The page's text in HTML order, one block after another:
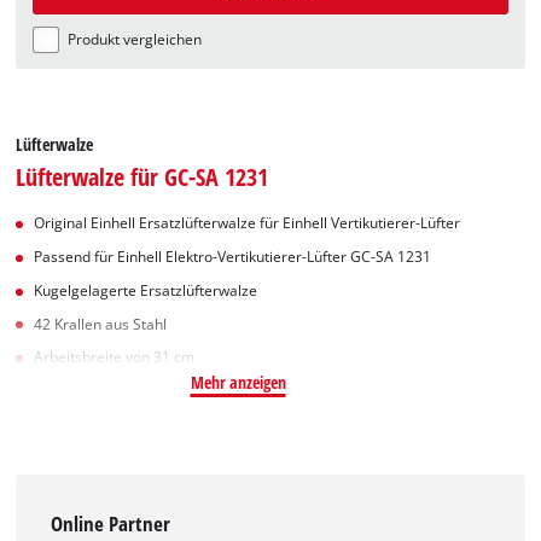
Produkt vergleichen
Lüfterwalze
Lüfterwalze für GC-SA 1231
Original Einhell Ersatzlüfterwalze für Einhell Vertikutierer-Lüfter
Passend für Einhell Elektro-Vertikutierer-Lüfter GC-SA 1231
Kugelgelagerte Ersatzlüfterwalze
42 Krallen aus Stahl
Arbeitsbreite von 31 cm
Mehr anzeigen
Online Partner